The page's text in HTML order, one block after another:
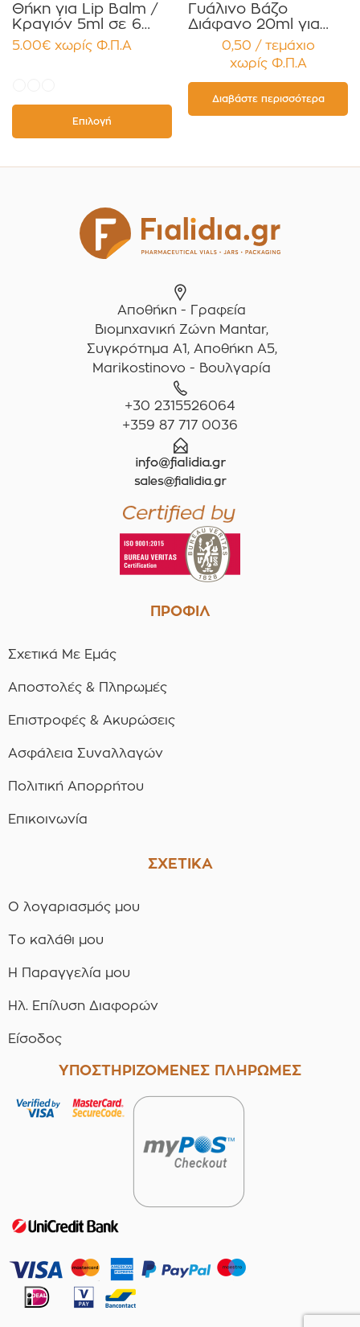
Θήκη για Lip Balm /
Κραγιόν 5ml σε 6
χρώματα Πακέτο
10τεμ.
5.00€ χωρίς Φ.Π.Α
Επιλογή
Γυάλινο Βάζο
Διάφανο 20ml για
Κρέμες και
Κηραλοιφές με
Μαύρο Γυαλιστερό
Καπάκι Παρέμβυσμα
Συσκευασία 12
τεμαχίων
0,50 / τεμάχιο
χωρίς Φ.Π.Α
Διαβάστε περισσότερα
Αποθήκη - Γραφεία
Βιομηχανική Ζώνη Mantar,
Συγκρότημα A1, Αποθήκη Α5,
Marikostinovo - Βουλγαρία
+30 2315526064
+359 87 717 0036
ΠΡΟΦΙΛ
Σχετικά Με Εμάς
Αποστολές & Πληρωμές
Επιστροφές & Ακυρώσεις
Ασφάλεια Συναλλαγών
Πολιτική Απορρήτου
Επικοινωνία
ΣΧΕΤΙΚΑ
Ο λογαριασμός μου
Το καλάθι μου
Η Παραγγελία μου
Ηλ. Επίλυση Διαφορών
Είσοδος
ΥΠΟΣΤΗΡΙΖΟΜΕΝΕΣ ΠΛΗΡΩΜΕΣ